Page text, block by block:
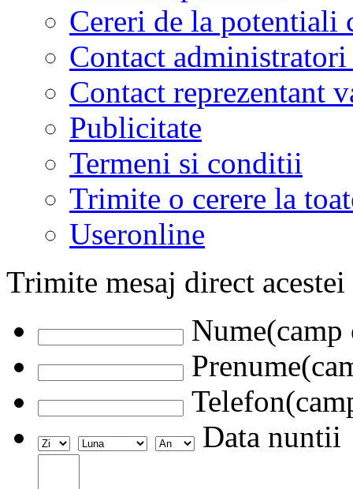
Cereri de la potentiali
Contact
Contact reprezentant
Publicitate
Termeni si conditii
Trimite o cerere la
Useronline
Trimite mesaj direct
Data nuntii